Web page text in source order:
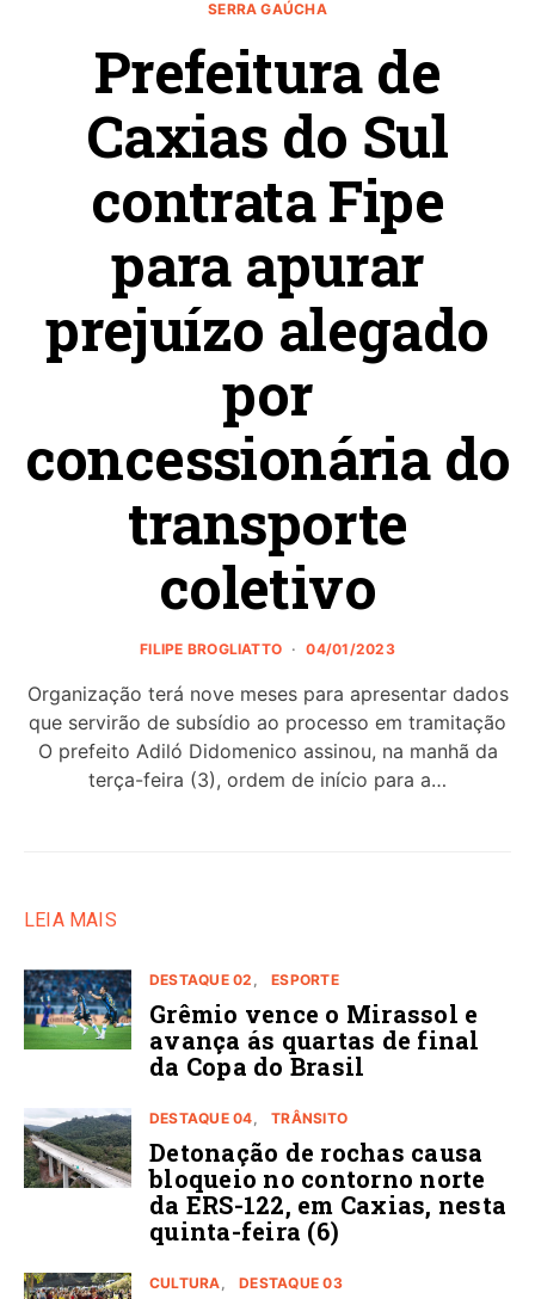
SERRA GAÚCHA
Prefeitura de
Caxias do Sul
contrata Fipe
para apurar
prejuízo alegado
por
concessionária do
transporte
coletivo
FILIPE BROGLIATTO 04/01/2023
Organização terá nove meses para apresentar dados
que servirão de subsídio ao processo em tramitação
O prefeito Adiló Didomenico assinou, na manhã da
terça-feira (3), ordem de início para a…
LEIA MAIS
DESTAQUE 02 ESPORTE
Grêmio vence o Mirassol e
avança ás quartas de final
da Copa do Brasil
DESTAQUE 04 TRÂNSITO
Detonação de rochas causa
bloqueio no contorno norte
da ERS-122, em Caxias, nesta
quinta-feira (6)
CULTURA DESTAQUE 03